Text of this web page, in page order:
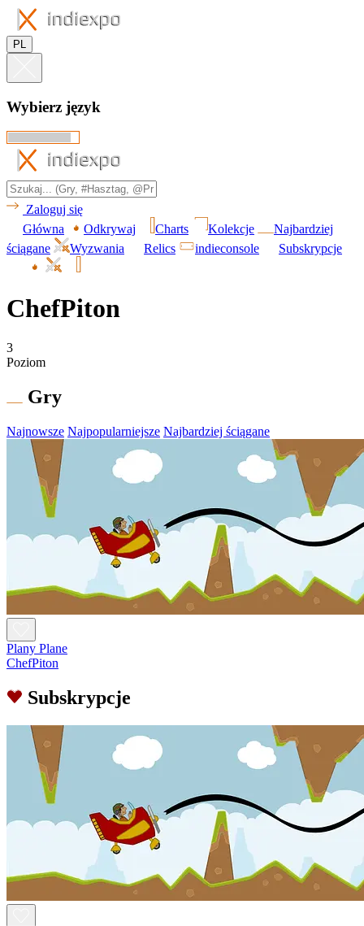
PL
Wybierz język
Zaloguj się
Główna
Odkrywaj Charts Kolekcje
Najbardziej
ściągane
Wyzwania Relics indieconsole Subskrypcje
ChefPiton
3
Poziom
Gry
Najnowsze Najpopularniejsze Najbardziej ściągane
Plany Plane
ChefPiton
Subskrypcje